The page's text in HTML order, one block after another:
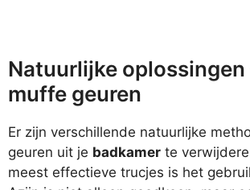
Natuurlijke
muffe geuren
Er zijn verschillende natuurlijke
geuren uit je badkamer te
meest effectieve trucjes is het